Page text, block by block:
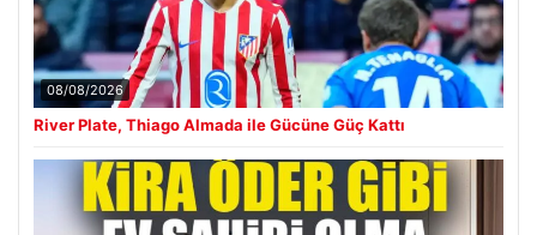
08/08/2026
River Plate, Thiago Almada ile Gücüne Güç Kattı